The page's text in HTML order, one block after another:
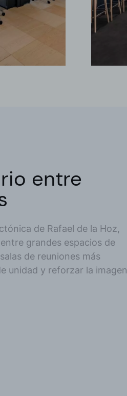
entre
de Rafael de la Hoz,
grandes espacios de
de reuniones más
unidad y reforzar la imagen